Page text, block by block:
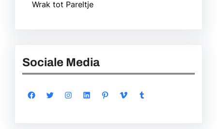
Wrak tot Pareltje
Sociale Media
Facebook Twitter Instagram LinkedIn Pinterest Vimeo Tumblr